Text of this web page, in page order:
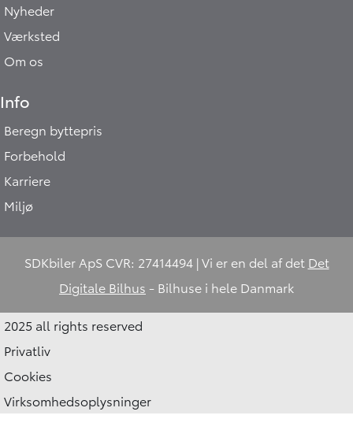
Nyheder
Værksted
Om os
Info
Beregn byttepris
Forbehold
Karriere
Miljø
SDKbiler ApS CVR: 27414494 | Vi er en del af det Det
Digitale Bilhus - Bilhuse i hele Danmark
2025 all rights reserved
Privatliv
Cookies
Virksomhedsoplysninger
Hej 🖐 Vil du vide,
hvad din bil er værd?
2:15 -SDKbiler.dk